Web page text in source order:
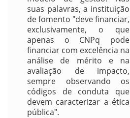
suas palavras, a instituição
de fomento "deve financiar,
exclusivamente, o que
apenas o CNPq pode
financiar com excelência na
análise de mérito e na
avaliação de impacto,
sempre observando os
códigos de conduta que
devem caracterizar a ética
pública".